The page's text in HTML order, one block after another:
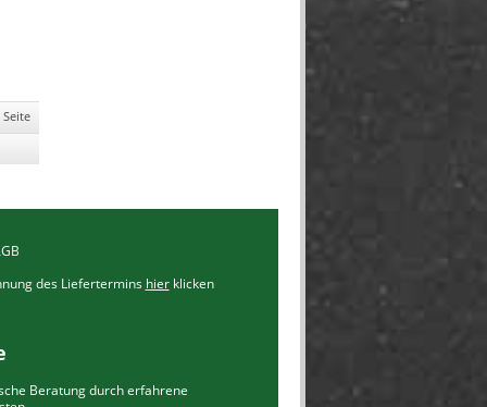
des Liefertermins hierklicken
Beratung durch erfahrene